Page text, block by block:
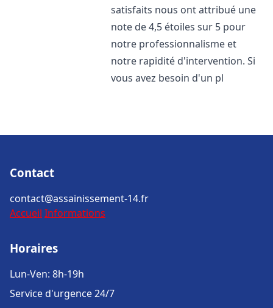
satisfaits nous ont attribué une
note de 4,5 étoiles sur 5 pour
notre professionnalisme et
notre rapidité d'intervention. Si
vous avez besoin d'un pl
Contact
contact@assainissement-14.fr
Accueil Informations
Horaires
Lun-Ven: 8h-19h
Service d'urgence 24/7